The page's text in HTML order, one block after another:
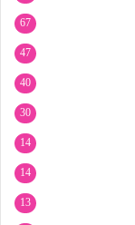
67
47
40
30
14
14
13